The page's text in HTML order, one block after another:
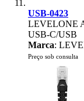
USB-0423
LEVELONE
USB-C/USB
Marca:
Preço sob consulta